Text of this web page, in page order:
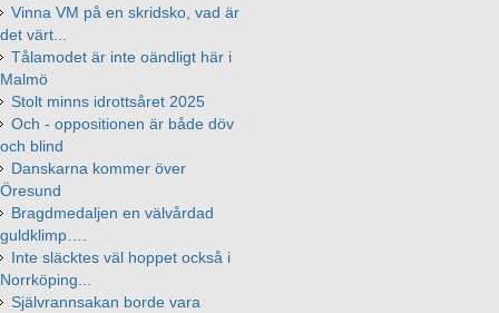
Vinna VM på en skridsko, vad är
det värt...
Tålamodet är inte oändligt här i
Malmö
Stolt minns idrottsåret 2025
Och - oppositionen är både döv
och blind
Danskarna kommer över
Öresund
Bragdmedaljen en välvårdad
guldklimp….
Inte släcktes väl hoppet också i
Norrköping...
Självrannsakan borde vara